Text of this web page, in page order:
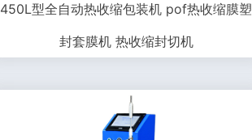
450L型全自动热收缩包装机 pof热收缩膜塑
封套膜机 热收缩封切机